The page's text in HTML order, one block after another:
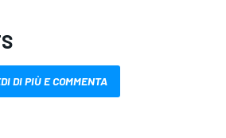
DI PIÙ E COMMENTA